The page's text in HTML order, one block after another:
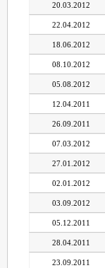
20.03.2012
22.04.2012
18.06.2012
08.10.2012
05.08.2012
12.04.2011
26.09.2011
07.03.2012
27.01.2012
02.01.2012
03.09.2012
05.12.2011
28.04.2011
23.09.2011